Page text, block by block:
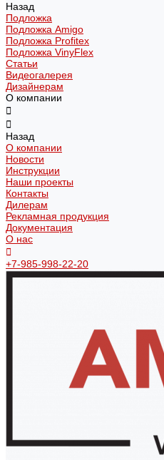
Назад
Подложка
Подложка Amigo
Подложка Profitex
Подложка VinyFlex
Статьи
Видеогалерея
Дизайнерам
О компании
Назад
О компании
Новости
Инструкции
Наши проекты
Контакты
Дилерам
Рекламная продукция
Документация
О нас
+7-985-998-22-20